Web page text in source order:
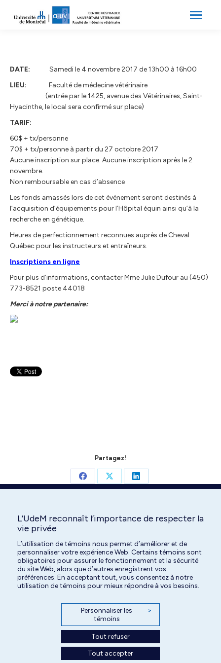
DATE:
Samedi le 4 novembre 2017 de 13h00 à 16h00
LIEU: Faculté de médecine vétérinaire
(entrée par le 1425, avenue des Vétérinaires, Saint-
Hyacinthe, le local sera confirmé sur place)
TARIF:
60$ + tx/personne
70$ + tx/personne à partir du 27 octobre 2017
Aucune inscription sur place. Aucune inscription après le 2
novembre.
Non remboursable en cas d’absence
Les fonds amassés lors de cet événement seront destinés à
l’acquisition d’équipements pour l’Hôpital équin ainsi qu’à la
recherche en génétique.
Heures de perfectionnement reconnues auprès de Cheval
Québec pour les instructeurs et entraîneurs.
Inscriptions en ligne
Pour plus d’informations, contacter Mme Julie Dufour au (450)
773-8521 poste 44018
Merci à notre partenaire:
Partagez!
Share
Share
Share
Search:
L’UdeM reconnaît l’importance de respecter la
vie privée
L’utilisation de témoins nous permet d’améliorer et de
personnaliser votre expérience Web. Certains témoins sont
obligatoires pour assurer le fonctionnement et la sécurité
du site Web, alors que d’autres enregistrent vos
préférences. En acceptant tout, vous consentez à notre
utilisation de témoins pour mieux répondre à vos besoins.
Personnaliser les
témoins
>
Tout refuser
Tout accepter